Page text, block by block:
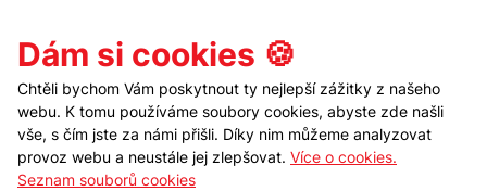
Kontakt Sledujte nás
Dám si cookies 🍪
Chtěli bychom Vám poskytnout ty nejlepší zážitky z našeho
webu. K tomu používáme soubory cookies, abyste zde našli
vše, s čím jste za námi přišli. Díky nim můžeme analyzovat
provoz webu a neustále jej zlepšovat. Více o cookies.
Seznam souborů cookies